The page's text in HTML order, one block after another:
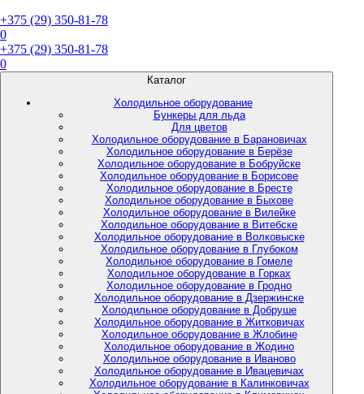
+375 (29) 350-81-78
0
+375 (29) 350-81-78
0
Каталог
Холодильное оборудование
Бункеры для льда
Для цветов
Холодильное оборудование в Барановичах
Холодильное оборудование в Берёзе
Холодильное оборудование в Бобруйске
Холодильное оборудование в Борисове
Холодильное оборудование в Бресте
Холодильное оборудование в Быхове
Холодильное оборудование в Вилейке
Холодильное оборудование в Витебске
Холодильное оборудование в Волковыске
Холодильное оборудование в Глубоком
Холодильное оборудование в Гомеле
Холодильное оборудование в Горках
Холодильное оборудование в Гродно
Холодильное оборудование в Дзержинске
Холодильное оборудование в Добруше
Холодильное оборудование в Житковичах
Холодильное оборудование в Жлобине
Холодильное оборудование в Жодино
Холодильное оборудование в Иваново
Холодильное оборудование в Ивацевичах
Холодильное оборудование в Калинковичах